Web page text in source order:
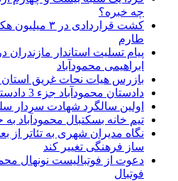
چه خبره؟
کشت قراردادی
طارم
پیام تسلیت استاندار
ابراهیمی محمودآباد
بازرس هیات نحات غریق
دادستان محمودآباد جزء 3 دادستان برتر کشور شد
اولین سالگرد شهادت سردار
تیم خانه بسکتبال محمودآباد
نگاه مدیران شهری به تئاتر از
ساز فرهنگی تغییر کند
دعوت از فوتبالیست نونهال
فوتبال